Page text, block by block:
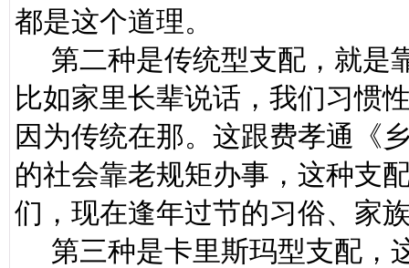
都是这个道理。
第二种是传统型支配，就是
比如家里长辈说话，我们习惯
因为传统在那。这跟费孝通《
的社会靠老规矩办事，这种支
们，现在逢年过节的习俗、家
第三种是卡里斯玛型支配，